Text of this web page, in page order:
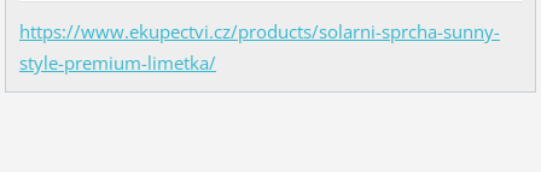
https://www.ekupectvi.cz/products/solarni-sprcha-sunny-
style-premium-limetka/